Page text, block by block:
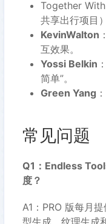
Together
共享出行项目
KevinWalton
互效果。
Yossi Belkin
简单”。
Green Yang
常见问题
Q1：Endless
度？
A1：PRO 版每月